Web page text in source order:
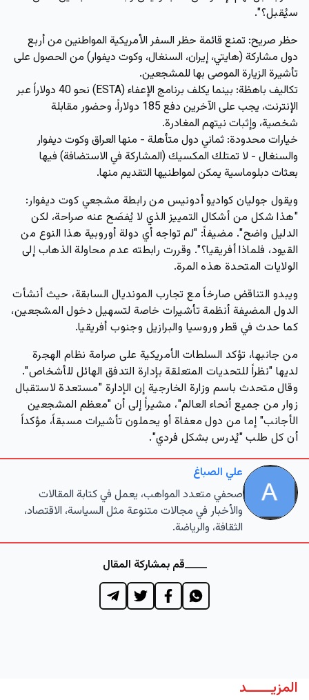
سيُقبل؟".
حظر صريح: تمنع قائمة حظر السفر الأمريكية المواطنين من أربع
دول مشاركة (هايتي، إيران، السنغال، وكوت ديفوار) من الحصول على
تأشيرة الزيارة الموصى بها للمشجعين.
تكاليف باهظة:
بينما يكلف برنامج الإعفاء (ESTA) نحو 40 دولاراً عبر
الإنترنت، يجب على الآخرين دفع 185 دولاراً، وحضور مقابلة
شخصية، وإثبات نيتهم المغادرة.
خيارات محدودة: ثماني دول متأهلة - منها العراق وكوت ديفوار
والسنغال - لا تمتلك المكسيك (المشاركة في الاستضافة) فيها
بعثات دبلوماسية يمكن لمواطنيها التقديم منها.
ويقول جوليان كواديو أدونيس من رابطة مشجعي كوت ديفوار:
"هذا شكل من أشكال التمييز الذي لا يُفصَح عنه صراحة، لكن
الدليل واضح". مضيفاً: "لم تواجه أي دولة أوروبية هذا النوع من
القيود، فلماذا أفريقيا؟". وقررت رابطته عدم محاولة الذهاب إلى
الولايات المتحدة هذه المرة.
ويبدو التناقض صارخاً مع تجارب المونديال السابقة، حيث أنشأت
الدول المضيفة أنظمة تأشيرات خاصة لتسهيل دخول المشجعين،
كما حدث في قطر وروسيا والبرازيل وجنوب أفريقيا.
من جانبها، تؤكد السلطات الأمريكية على صرامة نظام الهجرة
لديها "نظراً للتحديات المتعلقة بإدارة التدفق الهائل للأشخاص".
وقال متحدث باسم وزارة الخارجية إن الإدارة "مستعدة لاستقبال
زوار من جميع أنحاء العالم"، مشيراً إلى أن "معظم المشجعين
الأجانب" إما من دول معفاة أو يحملون تأشيرات مسبقاً، مؤكداً
أن كل طلب "يُدرس بشكل فردي".
علي الصباغ
صحفي متعدد المواهب، يعمل في كتابة المقالات
والأخبار في مجالات متنوعة مثل السياسة، الاقتصاد،
الثقافة، والرياضة.
قم بمشاركة المقال
المزيــــــد